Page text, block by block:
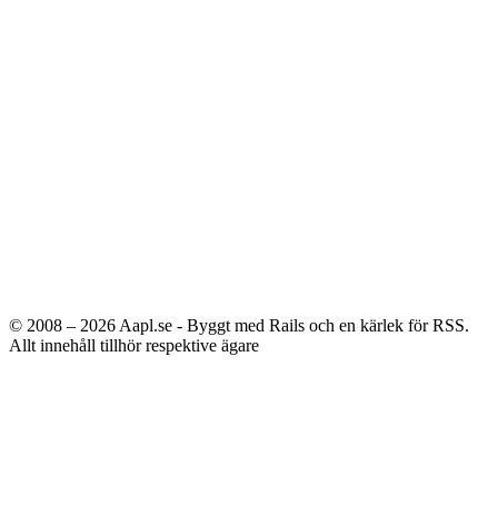
© 2008 – 2026 Aapl.se - Byggt med Rails och en kärlek för RSS.
Allt innehåll tillhör respektive ägare